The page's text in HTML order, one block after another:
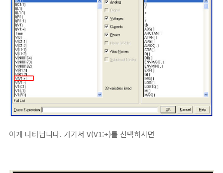
이게 나타납니다. 거기서 V(V1:+)를 선택하시면